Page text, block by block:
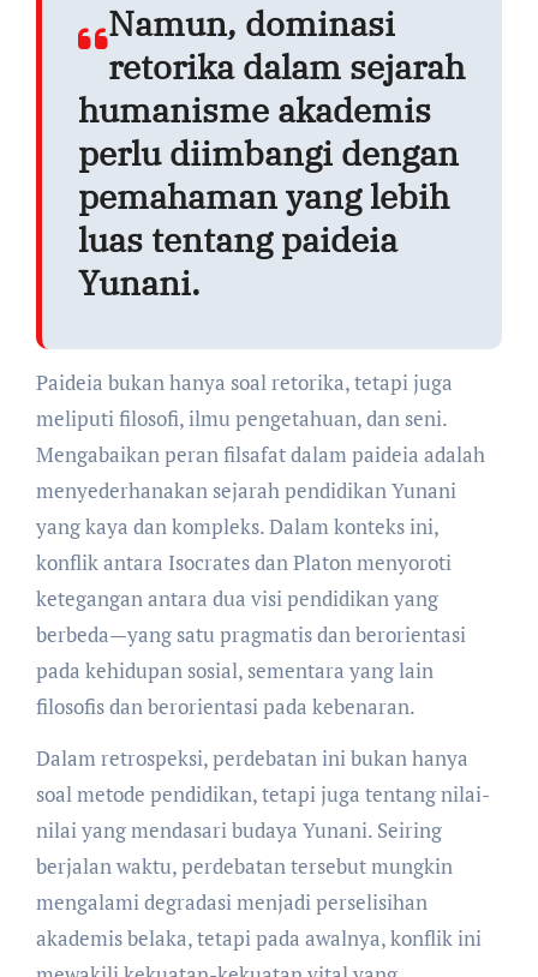
Namun, dominasi
retorika dalam sejarah
humanisme akademis
perlu diimbangi dengan
pemahaman yang lebih
luas tentang paideia
Yunani.
Paideia bukan hanya soal retorika, tetapi juga
meliputi filosofi, ilmu pengetahuan, dan seni.
Mengabaikan peran filsafat dalam paideia adalah
menyederhanakan sejarah pendidikan Yunani
yang kaya dan kompleks. Dalam konteks ini,
konflik antara Isocrates dan Platon menyoroti
ketegangan antara dua visi pendidikan yang
berbeda—yang satu pragmatis dan berorientasi
pada kehidupan sosial, sementara yang lain
filosofis dan berorientasi pada kebenaran.
Dalam retrospeksi, perdebatan ini bukan hanya
soal metode pendidikan, tetapi juga tentang nilai-
nilai yang mendasari budaya Yunani. Seiring
berjalan waktu, perdebatan tersebut mungkin
mengalami degradasi menjadi perselisihan
akademis belaka, tetapi pada awalnya, konflik ini